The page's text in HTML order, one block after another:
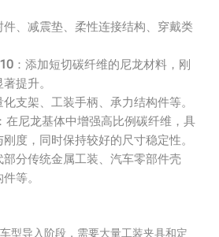
、减震垫、柔性连接结构、穿戴类
：添加短切碳纤维的尼龙材料，刚
提升。
支架、工装手柄、承力结构件等。
：在尼龙基体中增强高比例碳纤维，具
度，同时保持较好的尺寸稳定性。
分传统金属工装、汽车零部件壳
等。
型导入阶段，需要大量工装夹具和定